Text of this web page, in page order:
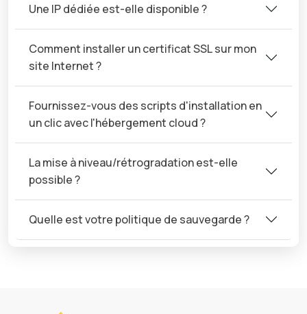
Une IP dédiée est-elle disponible ?
Comment installer un certificat SSL sur mon
site Internet ?
Fournissez-vous des scripts d'installation en
un clic avec l'hébergement cloud ?
La mise à niveau/rétrogradation est-elle
possible ?
Quelle est votre politique de sauvegarde ?